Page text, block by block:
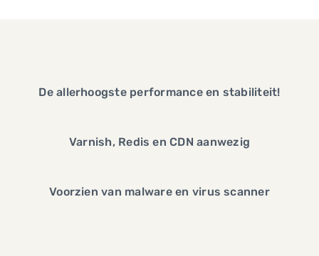
De allerhoogste performance en stabiliteit!
Varnish, Redis en CDN aanwezig
Voorzien van malware en virus scanner